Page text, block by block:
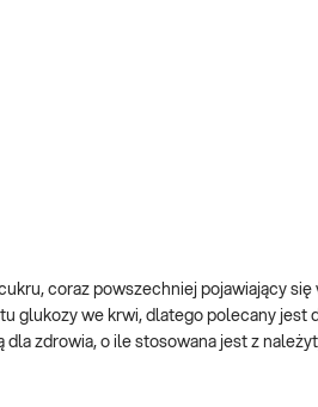
coraz powszechniej pojawiający
glukozy we krwi, dlatego polecany jest
zdrowia, o ile stosowana jest z